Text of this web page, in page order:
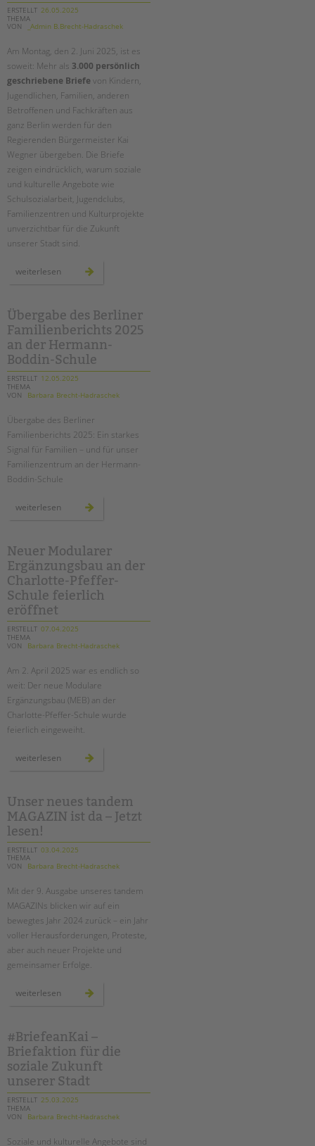
ERSTELLT 26.05.2025
THEMA
VON
_Admin B.Brecht-Hadraschek
Am Montag, den 2. Juni 2025, ist es
soweit: Mehr als 3.000 persönlich
geschriebene Briefevon Kindern,
Jugendlichen, Familien, anderen
Betroffenen und Fachkräften aus
ganz Berlin werden für den
Regierenden Bürgermeister Kai
Wegner übergeben. Die Briefe
zeigen eindrücklich, warum soziale
und kulturelle Angebote wie
Schulsozialarbeit, Jugendclubs,
Familienzentren und Kulturprojekte
unverzichtbar für die Zukunft
unserer Stadt sind.
weiterlesen
kai
wegner:
übergabe
am
2.
juni
am
roten
rathaus
Übergabe des Berliner
Familienberichts 2025
an der Hermann-
Boddin-Schule
ERSTELLT 12.05.2025
THEMA
VON
Barbara Brecht-Hadraschek
Übergabe des Berliner
Familienberichts 2025: Ein starkes
Signal für Familien – und für unser
Familienzentrum an der Hermann-
Boddin -Schule
weiterlesen übergabe
an
der
hermann-
boddin-
schule
Neuer Modularer
Ergänzungsbau an der
Charlotte-Pfeffer-
Schule feierlich
eröffnet
ERSTELLT 07.04.2025
THEMA
VON
Barbara Brecht-Hadraschek
Am 2. April 2025 war es endlich so
weit: Der neue Modulare
Ergänzungsbau (MEB) an der
Charlotte-Pfeffer-Schule wurde
feierlich eingeweiht.
weiterlesen
modularer
charlotte-
pfeffer-
schule
feierlich
Unser neues tandem
MAGAZIN ist da – Jetzt
lesen!
ERSTELLT 03.04.2025
THEMA
VON
Barbara Brecht-Hadraschek
Mit der 9. Ausgabe unseres tandem
MAGAZINs blicken wir auf ein
bewegtes Jahr 2024 zurück – ein Jahr
voller Herausforderungen, Proteste,
aber auch neuer Projekte und
gemeinsamer Erfolge.
weiterlesen
da
–
jetzt
lesen!
#BriefeanKai –
Briefaktion für die
soziale Zukunft
unserer Stadt
ERSTELLT 25.03.2025
THEMA
VON
Barbara Brecht-Hadraschek
Soziale und kulturelle Angebote sind